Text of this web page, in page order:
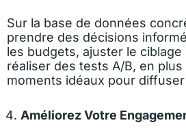
Sur la base de données
prendre des décisions
les budgets, ajuster le ciblage
réaliser des tests A/B, en plus
moments idéaux pour
Améliorez Votre